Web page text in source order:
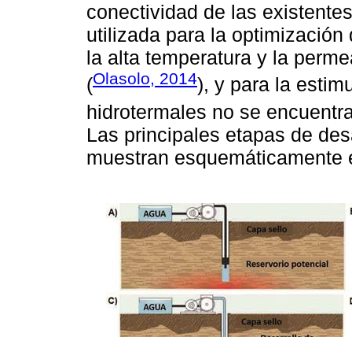
conectividad de las
utilizada para la
la alta temperatura y la
(Olasolo, 2014), y para la
hidrotermales no se
Las principales etapas de
muestran